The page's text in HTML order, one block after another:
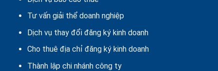
Tư vấn giải thể doanh nghiệp
Dịch vụ thay đổi đăng ký kinh doanh
Cho thuê địa chỉ đăng ký kinh doanh
Thành lập chi nhánh công ty